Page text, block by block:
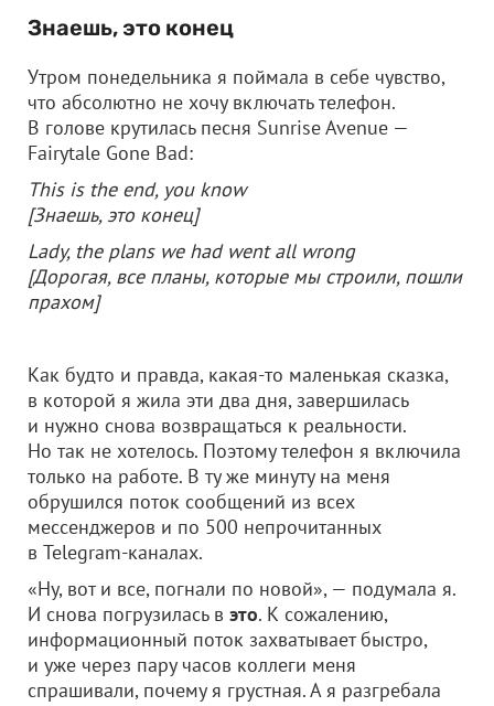
Знаешь, это конец
Утром понедельника я поймала в себе чувство,
что абсолютно не хочу включать телефон.
В голове крутилась песня Sunrise Avenue —
Fairytale Gone Bad:
This is the end, you know
[Знаешь, это конец]
Lady, the plans we had went all wrong
[Дорогая, все планы, которые мы строили, пошли
прахом]
Как будто и правда, какая-то маленькая сказка,
в которой я жила эти два дня, завершилась
и нужно снова возвращаться к реальности.
Но так не хотелось. Поэтому телефон я включила
только на работе. В ту же минуту на меня
обрушился поток сообщений из всех
мессенджеров и по 500 непрочитанных
в Telegram-каналах.
«Ну, вот и все, погнали по новой», — подумала я.
И снова погрузилась в это. К сожалению,
информационный поток захватывает быстро,
и уже через пару часов коллеги меня
спрашивали, почему я грустная. А я разгребала